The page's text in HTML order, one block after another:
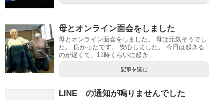
母とオンライン面会をしました
母とオンライン面会をしました。 母は元気そうでし
た。 良かったです。 安心しました。 今日は起きる
のが遅くて、11時くらいに起き...
記事を読む
LINE の通知が鳴りませんでした